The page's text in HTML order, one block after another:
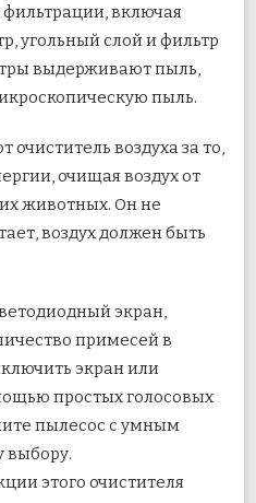
включая
угольный слой и фильтр
выдерживают пыль,
пыль.
очиститель воздуха за то,
очищая воздух от
животных. Он не
воздух должен быть
экран,
примесей в
экран или
простых голосовых
пылесос с умным
этого очистителя